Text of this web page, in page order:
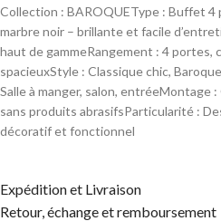
Collection : BAROQUEType : Buffet
marbre noir – brillante et facile
haut de gammeRangement : 4 portes,
spacieuxStyle : Classique chic,
Salle à manger, salon, entréeMontage
sans produits abrasifsParticularité :
décoratif et fonctionnel
Expédition et Livraison
Retour, échange et remboursement